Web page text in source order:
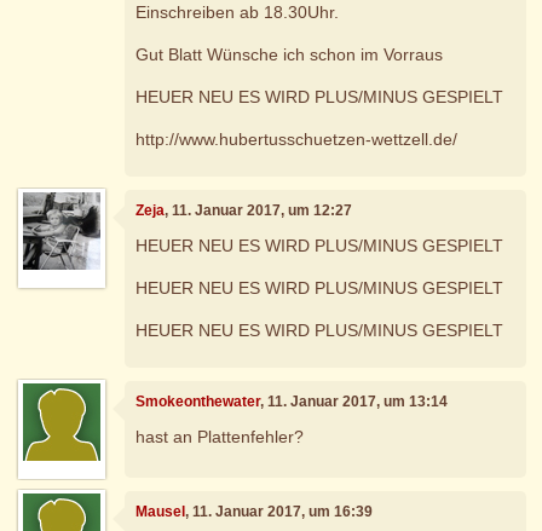
Einschreiben ab 18.30Uhr.
Gut Blatt Wünsche ich schon im Vorraus
HEUER NEU ES WIRD PLUS/MINUS GESPIELT
http://www.hubertusschuetzen-wettzell.de/
Zeja, 11. Januar 2017, um 12:27
HEUER NEU ES WIRD PLUS/MINUS GESPIELT
HEUER NEU ES WIRD PLUS/MINUS GESPIELT
HEUER NEU ES WIRD PLUS/MINUS GESPIELT
Smokeonthewater, 11. Januar 2017, um 13:14
hast an Plattenfehler?
Mausel, 11. Januar 2017, um 16:39